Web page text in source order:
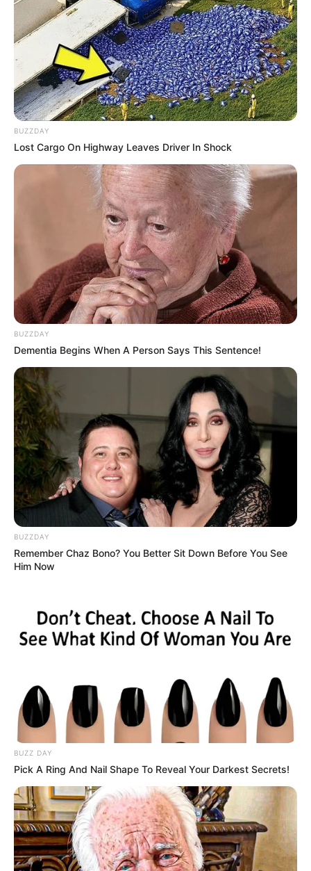
BUZZDAY
Lost Cargo On Highway Leaves Driver In Shock
BUZZDAY
Dementia Begins When A Person Says This Sentence!
BUZZDAY
Remember Chaz Bono? You Better Sit Down Before You See
Him Now
BUZZ DAY
Pick A Ring And Nail Shape To Reveal Your Darkest Secrets!